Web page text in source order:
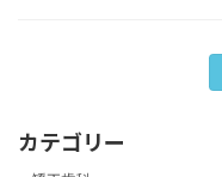
の
カテゴリー